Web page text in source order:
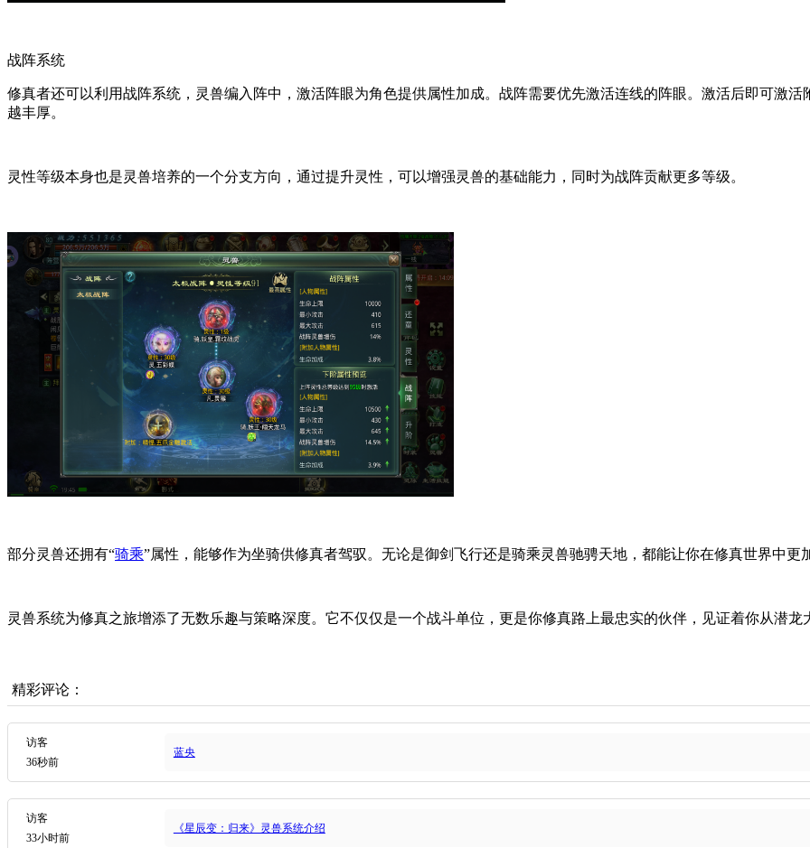
战阵系统
修真者还可以利用战阵系统，灵兽编入阵中，激活阵眼为角色提供属性加成。战阵需要优先激活连线的阵眼。激活后即可激
越丰厚。
灵性等级本身也是灵兽培养的一个分支方向，通过提升灵性，可以增强灵兽的基础能力，同时为战阵贡献更多等级。
部分灵兽还拥有“骑乘”属性，能够作为坐骑供修真者驾驭。无论是御剑飞行还是骑乘灵兽驰骋天地，都能让你在修真世界中更
灵兽系统为修真之旅增添了无数乐趣与策略深度。它不仅仅是一个战斗单位，更是你修真路上最忠实的伙伴，见证着你从潜龙
精彩评论：
访客
36秒前
蓝央
访客
33小时前
《星辰变：归来》灵兽系统介绍